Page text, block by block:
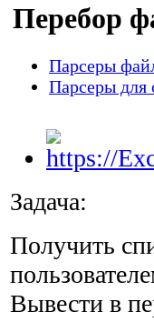
Перебор
Парсеры
Парсеры для
Задача:
Получить
Вывести в